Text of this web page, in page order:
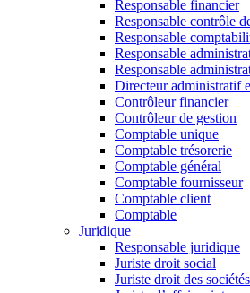
Responsable financier
Responsable contrôle
Responsable
Responsable
Responsable
Directeur administratif
Contrôleur financier
Contrôleur de gestion
Comptable unique
Comptable trésorerie
Comptable général
Comptable fournisseur
Comptable client
Comptable
Juridique
Responsable juridique
Juriste droit social
Juriste droit des sociétés